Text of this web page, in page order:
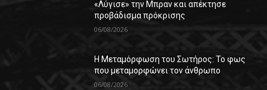
«Λύγισε» την Μπραν και απέκτησε
προβάδισμα πρόκρισης
06/08/2026
Η Μεταμόρφωση του Σωτήρος: Το φως
που μεταμορφώνει τον άνθρωπο
06/08/2026